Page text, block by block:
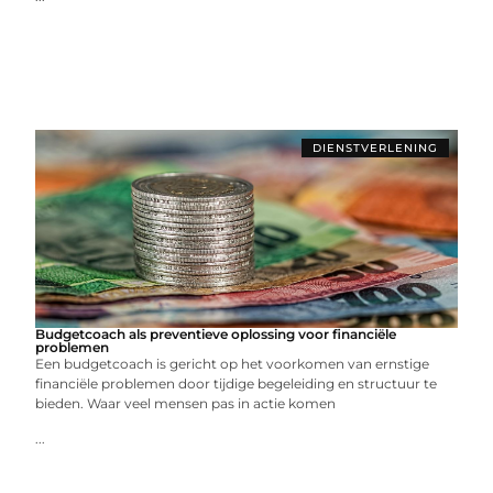
DIENSTVERLENING
Budgetcoach als preventieve oplossing voor financiële
problemen
Een budgetcoach is gericht op het voorkomen van ernstige
financiële problemen door tijdige begeleiding en structuur te
bieden. Waar veel mensen pas in actie komen
...